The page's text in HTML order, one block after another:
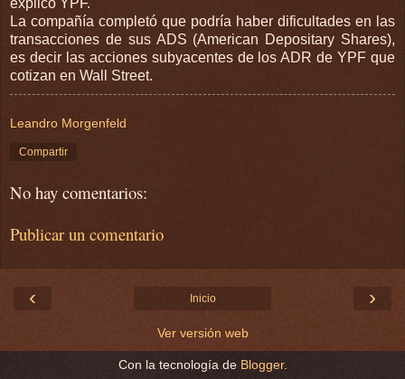
La compañía completó que podría haber dificultades en las
transacciones de sus ADS (American Depositary Shares),
es decir las acciones subyacentes de los ADR de YPF que
cotizan en Wall Street.
Leandro Morgenfeld
Compartir
No hay comentarios:
Publicar un comentario
‹ ›
Inicio
Ver versión web
Con la tecnología de Blogger.